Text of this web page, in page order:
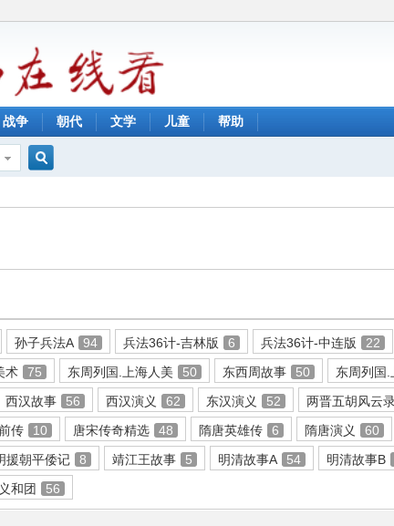
战争 朝代 文学 儿童 帮助
孙子兵法A 94 兵法36计-吉林版 6 兵法36计-中连版 22
术 75 东周列国.上海人美 50 东西周故事 50 东周列国
西汉故事 56 西汉演义 62 东汉演义 52 两晋五胡风云
传 10 唐宋传奇精选 48 隋唐英雄传 6 隋唐演义 60
援朝平倭记 8 靖江王故事 5 明清故事A 54 明清故事B
义和团 56